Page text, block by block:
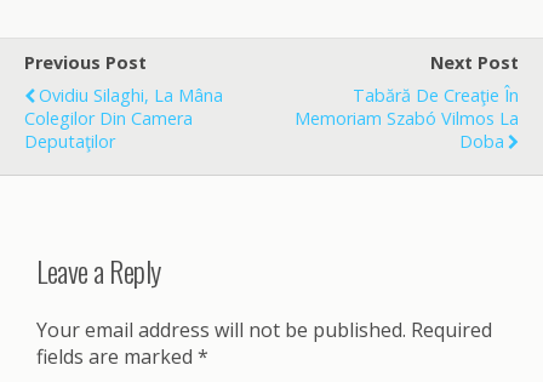
b
o
o
k
l
e
Previous Post
Ovidiu Silaghi, La Mâna
Colegilor Din Camera
Deputaţilor
Next Post
Tabără De Creaţie În
Memoriam Szabó Vilmos La
Doba
Leave a Reply
Your email address will not be published. Required
fields are marked *